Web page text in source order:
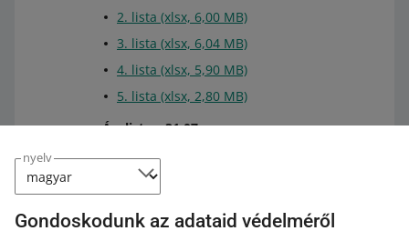
nyelv
Gondoskodunk az adataid védelméről
2. lista (xlsx, 6,00 MB)
3. lista (xlsx, 6,04 MB)
4. lista (xlsx, 5,90 MB)
5. lista (xlsx, 2,80 MB)
Árulista – 31.07.
Lista (xlsx, 335 kB)